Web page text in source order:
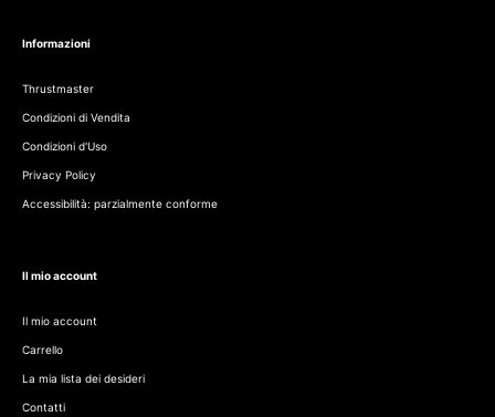
Informazioni
Thrustmaster
Condizioni di Vendita
Condizioni d'Uso
Privacy Policy
Accessibilità: parzialmente conforme
Il mio account
Il mio account
Carrello
La mia lista dei desideri
Contatti